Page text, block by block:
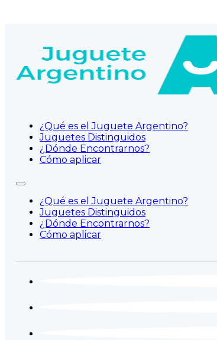
¿Qué es el Juguete Argentino?
Juguetes Distinguidos
¿Dónde Encontrarnos?
Cómo aplicar
¿Qué es el Juguete Argentino?
Juguetes Distinguidos
¿Dónde Encontrarnos?
Cómo aplicar